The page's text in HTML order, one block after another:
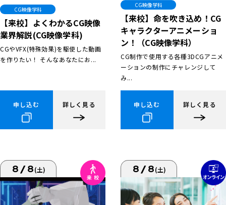
CG映像学科
【来校】よくわかるCG映像
業界解説(CG映像学科)
CGやVFX(特殊効果)を駆使した動画
を作りたい！ そんなあなたにお...
申し込む 詳しく見る
CG映像学科
【来校】命を吹き込め！CG
キャラクターアニメーショ
ン！（CG映像学科）
CG制作で使用する各種3DCGアニメ
ーションの制作にチャレンジして
み...
申し込む 詳しく見る
8/8(土) 8/8(土)